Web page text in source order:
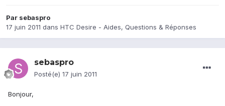
Par sebaspro
17 juin 2011 dans HTC Desire - Aides, Questions & Réponses
sebaspro
Posté(e) 17 juin 2011
Bonjour,